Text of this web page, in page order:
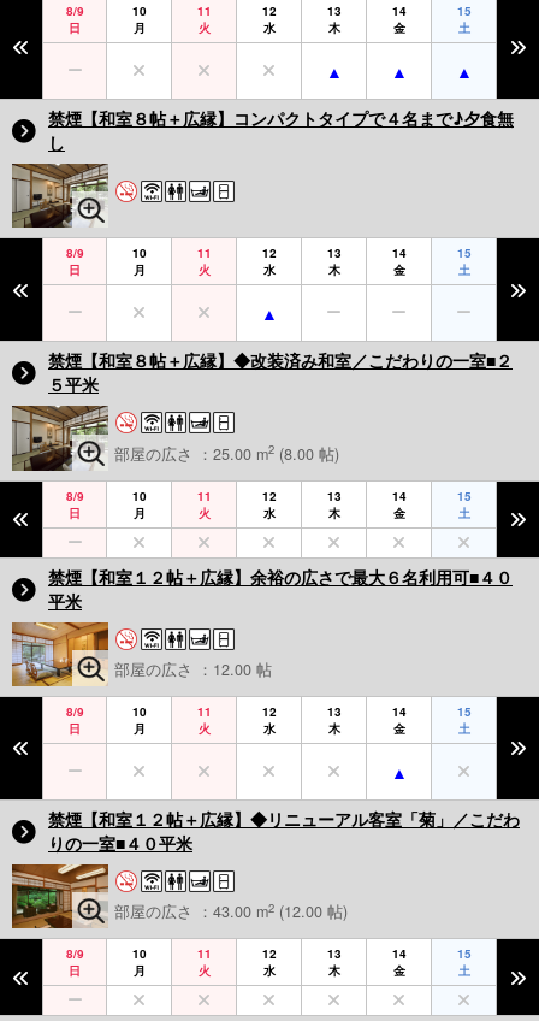
8/9
日
10
月
11
火
12
水
13
木
14
金
15
土
禁煙【和室８帖＋広縁】コンパクトタイプで４名まで♪夕食無
し
8/9
日
10
月
11
火
12
水
13
木
14
金
15
土
禁煙【和室８帖＋広縁】◆改装済み和室／こだわりの一室■２
５平米
部屋の広さ ：25.00 m2 (8.00 帖)
8/9
日
10
月
11
火
12
水
13
木
14
金
15
土
禁煙【和室１２帖＋広縁】余裕の広さで最大６名利用可■４０
平米
部屋の広さ ：12.00 帖
8/9
日
10
月
11
火
12
水
13
木
14
金
15
土
禁煙【和室１２帖＋広縁】◆リニューアル客室「菊」／こだわ
りの一室■４０平米
部屋の広さ ：43.00 m2 (12.00 帖)
8/9
日
10
月
11
火
12
水
13
木
14
金
15
土